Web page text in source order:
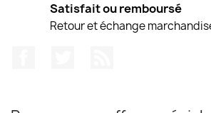
Satisfait ou remboursé
Retour et échange